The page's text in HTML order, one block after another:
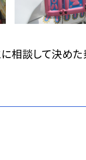
相談して決め